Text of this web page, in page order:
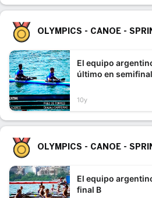
OLYMPICS - CANOE -
El equipo argentino
último en
10y
OLYMPICS - CANOE -
El equipo
final B